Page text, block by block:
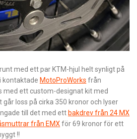
med ett par KTM-hjul helt synligt på
kontaktade MotoProWorks från
med ett custom-designat kit med
loss på cirka 350 kronor och lyser
till det med ett bakdrev från 24 MX
från EMX för 69 kronor för ett
!!